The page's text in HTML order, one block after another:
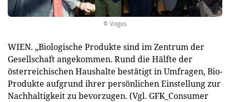
© Vogus
WIEN. „Biologische Produkte sind im Zentrum der
Gesellschaft angekommen. Rund die Hälfte der
österreichischen Haushalte bestätigt in Umfragen, Bio-
Produkte aufgrund ihrer persönlichen Einstellung zur
Nachhaltigkeit zu bevorzugen. (Vgl. GFK_Consumer